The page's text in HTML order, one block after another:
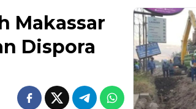
Makassar
Dispora